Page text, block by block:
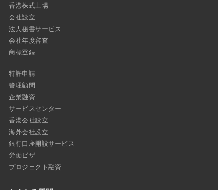
香港株式上場
会社設立
法人秘書サービス
会社年度審査
商標登録
特許申請
管理顧問
企業融資
サービスセンター
香港会社設立
海外会社設立
銀行口座開設サービス
労働ビザ
プロジェクト融資